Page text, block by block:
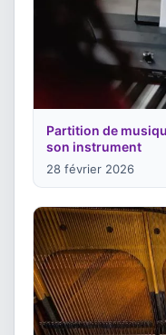
Partition de
son instrument
28 février 2026